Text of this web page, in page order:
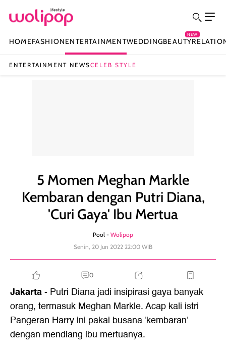
HOMEFASHIONENTERTAINMENTWEDDINGBEAUTY
NEW
ENTERTAINMENT NEWSCELEB STYLE
5 Momen Meghan Markle
Kembaran dengan Putri Diana,
'Curi Gaya' Ibu Mertua
Pool - Wolipop
Senin, 20 Jun 2022 22:00 WIB
0
Jakarta- Putri Diana jadi insipirasi gaya banyak
orang, termasuk Meghan Markle. Acap kali istri
Pangeran Harry ini pakai busana 'kembaran'
dengan mendiang ibu mertuanya.